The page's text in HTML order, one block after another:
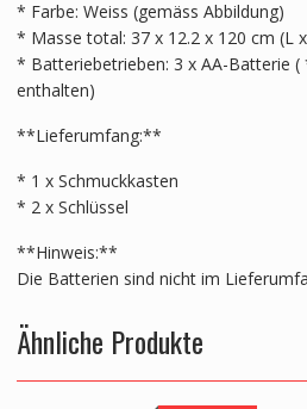
* Farbe: Weiss (gemäss Abbildung)
* Masse total: 37 x 12.2 x 120 cm (L
* Batteriebetrieben: 3 x AA-Batterie
enthalten)
**Lieferumfang:**
* 1 x Schmuckkasten
* 2 x Schlüssel
**Hinweis:**
Die Batterien sind nicht im
Ähnliche Produkte